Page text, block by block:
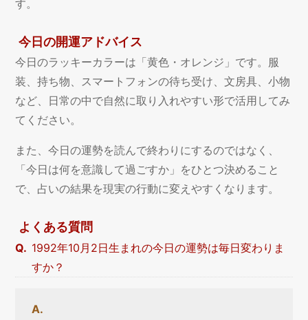
す。
今日の開運アドバイス
今日のラッキーカラーは「黄色・オレンジ」です。服
装、持ち物、スマートフォンの待ち受け、文房具、小物
など、日常の中で自然に取り入れやすい形で活用してみ
てください。
また、今日の運勢を読んで終わりにするのではなく、
「今日は何を意識して過ごすか」をひとつ決めること
で、占いの結果を現実の行動に変えやすくなります。
よくある質問
1992年10月2日生まれの今日の運勢は毎日変わりま
すか？